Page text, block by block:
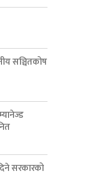
सञ्चितकोष
सरकारको